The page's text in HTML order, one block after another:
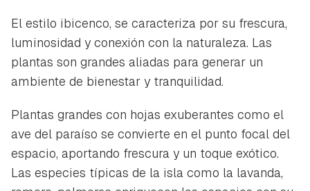
El estilo ibicenco, se caracteriza por su frescura,
luminosidad y conexión con la naturaleza. Las
plantas son grandes aliadas para generar un
ambiente de bienestar y tranquilidad.
Plantas grandes con hojas exuberantes como el
ave del paraíso se convierte en el punto focal del
espacio, aportando frescura y un toque exótico.
Las especies típicas de la isla como la lavanda,